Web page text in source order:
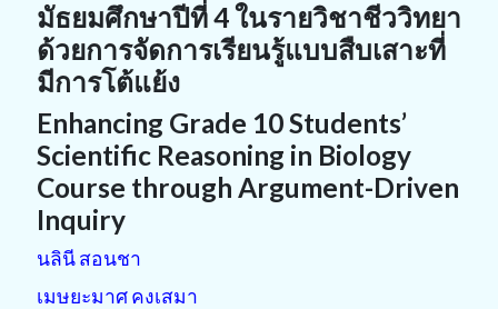
มัธยมศึกษาปีที่ 4 ในรายวิชาชีววิทยา
ด้วยการจัดการเรียนรู้แบบสืบเสาะที่
มีการโต้แย้ง
Enhancing Grade 10 Students’
Scientific Reasoning in Biology
Course through Argument-Driven
Inquiry
นลินี สอนชา
เมษยะมาศ คงเสมา